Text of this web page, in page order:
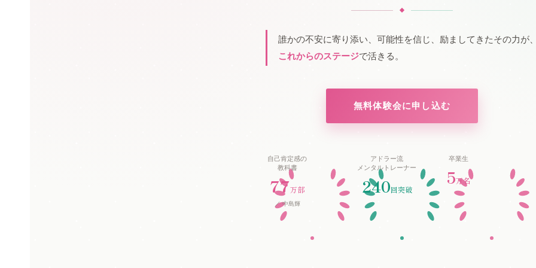
誰かの不安に寄り添い、可能性を信じ、励ましてきたその力が
これからのステージで活きる。
無料体験会に申し込む
自己肯定感の
教科書
77万部
／ 中島輝
アドラー流
メンタルトレーナー
240回突破
卒業生
5万名